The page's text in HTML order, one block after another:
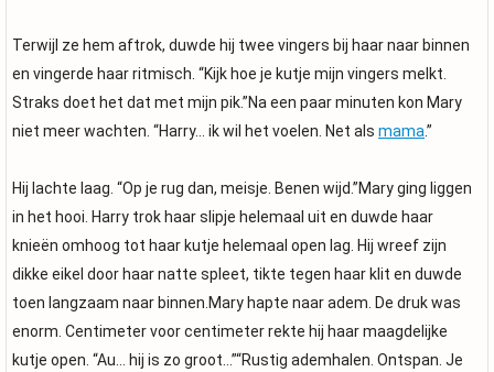
Terwijl ze hem aftrok, duwde hij twee vingers bij haar naar binnen
en vingerde haar ritmisch. “Kijk hoe je kutje mijn vingers melkt.
Straks doet het dat met mijn pik.”Na een paar minuten kon Mary
niet meer wachten. “Harry… ik wil het voelen. Net als mama.”
Hij lachte laag. “Op je rug dan, meisje. Benen wijd.”Mary ging liggen
in het hooi. Harry trok haar slipje helemaal uit en duwde haar
knieën omhoog tot haar kutje helemaal open lag. Hij wreef zijn
dikke eikel door haar natte spleet, tikte tegen haar klit en duwde
toen langzaam naar binnen.Mary hapte naar adem. De druk was
enorm. Centimeter voor centimeter rekte hij haar maagdelijke
kutje open. “Au… hij is zo groot…”“Rustig ademhalen. Ontspan. Je